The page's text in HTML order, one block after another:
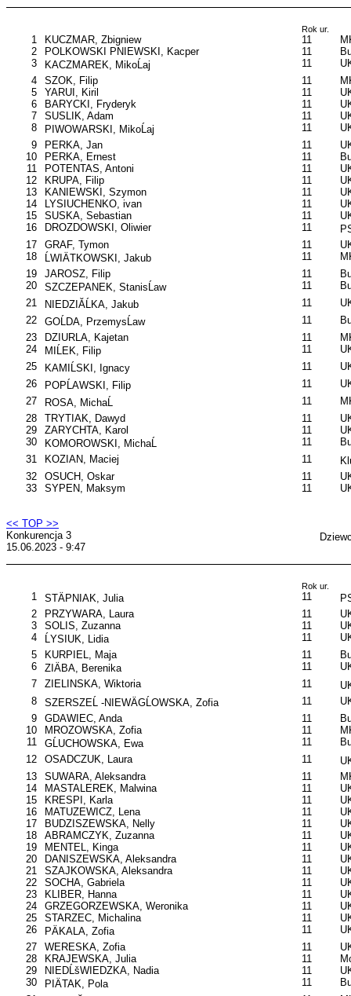
Rok ur.
1 KUCZMAR, Zbigniew 11
2
POLKOWSKI PNIEWSKI, Kacper 11
3
KACZMAREK, MikoĹaj 11
4
SZOK, Filip 11
5
YARUI, Kiril 11
6
BARYCKI, Fryderyk 11
7
SUSLIK, Adam 11
8
PIWOWARSKI, MikoĹaj 11
9
PERKA, Jan 11
10
PERKA, Ernest 11
11
POTENTAS, Antoni 11
12
KRUPA, Filip 11
13
KANIEWSKI, Szymon 11
14
LYSIUCHENKO, ivan 11
15
SUSKA, Sebastian 11
16
DROZDOWSKI, Oliwier 11
17
GRAF, Tymon 11
18
ĹWIÄTKOWSKI, Jakub 11
19
JAROSZ, Filip 11
20
SZCZEPANEK, StanisĹaw 11
21
NIEDZIĂĹKA, Jakub 11
22
GOĹDA, PrzemysĹaw 11
23
DZIURLA, Kajetan 11
24
MIĹEK, Filip 11
25
KAMIĹSKI, Ignacy 11
26
POPĹAWSKI, Filip 11
27
ROSA, MichaĹ 11
28
TRYTIAK, Dawyd 11
29
ZARYCHTA, Karol 11
30
KOMOROWSKI, MichaĹ 11
31
KOZIAN, Maciej 11
32
OSUCH, Oskar 11
33
SYPEN, Maksym 11
<< TOP >>
Konkurencja 3
15.06.2023 - 9:47
Rok ur.
1 STÄPNIAK, Julia 11
2
PRZYWARA, Laura 11
3
SOLIS, Zuzanna 11
4
ĹYSIUK, Lidia 11
5
KURPIEL, Maja 11
6
ZIÄBA, Berenika 11
7
ZIELINSKA, Wiktoria 11
8
SZERSZEĹ -NIEWÄGĹOWSKA, Zofia 11
9
GDAWIEC, Anda 11
10
MROZOWSKA, Zofia 11
11
GĹUCHOWSKA, Ewa 11
12
OSADCZUK, Laura 11
13
SUWARA, Aleksandra 11
14
MASTALEREK, Malwina 11
15
KRESPI, Karla 11
16
MATUZEWICZ, Lena 11
17
BUDZISZEWSKA, Nelly 11
18
ABRAMCZYK, Zuzanna 11
19
MENTEL, Kinga 11
20
DANISZEWSKA, Aleksandra 11
21
SZAJKOWSKA, Aleksandra 11
22
SOCHA, Gabriela 11
23
KLIBER, Hanna 11
24
GRZEGORZEWSKA, Weronika 11
25
STARZEC, Michalina 11
26
PÄKALA, Zofia 11
27
WERESKA, Zofia 11
28
KRAJEWSKA, Julia 11
29
NIEDĹšWIEDZKA, Nadia 11
30
PIÄTAK, Pola 11